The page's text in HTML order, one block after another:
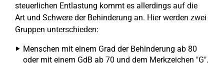
steuerlichen Entlastung kommt es allerdings auf die
Art und Schwere der Behinderung an. Hier werden zwei
Gruppen unterschieden:
Menschen mit einem Grad der Behinderung ab 80
oder mit einem GdB ab 70 und dem Merkzeichen "G".